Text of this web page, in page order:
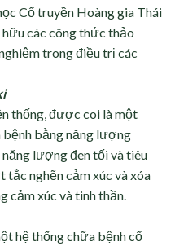
Cổ truyền Hoàng gia Thái
hữu các công thức thảo
trong điều trị các
thống, được coi là một
bằng năng lượng
năng lượng đen tối và tiêu
nghẽn cảm xúc và xóa
cảm xúc và tinh thần.
hệ thống chữa bệnh cổ